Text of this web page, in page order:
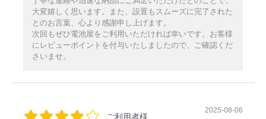
大変嬉しく思います。また、設置もスムーズに完了された
とのお言葉、心より感謝申し上げます。
次回もぜひ電池屋をご利用いただければ幸いです。お客様
にレビューポイントを付与いたしましたので、ご確認くだ
さいませ。
ご利用者様
2025-08-06